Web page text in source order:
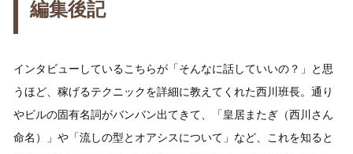
編集後記
インタビューしているこちらが「そんなに話していいの？」と思
うほど、稼げるテクニックを詳細に教えてくれた西川班長。通り
やビルの固有名詞がバンバン出てきて、「皇居またぎ（西川さん
命名）」や「流しの型とオアシスについて」など、これを知ると